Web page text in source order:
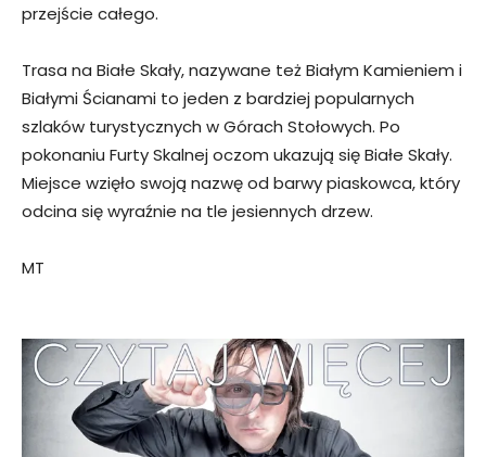
przejście całego.
Trasa na Białe Skały, nazywane też Białym Kamieniem i
Białymi Ścianami to jeden z bardziej popularnych
szlaków turystycznych w Górach Stołowych. Po
pokonaniu Furty Skalnej oczom ukazują się Białe Skały.
Miejsce wzięło swoją nazwę od barwy piaskowca, który
odcina się wyraźnie na tle jesiennych drzew.
MT